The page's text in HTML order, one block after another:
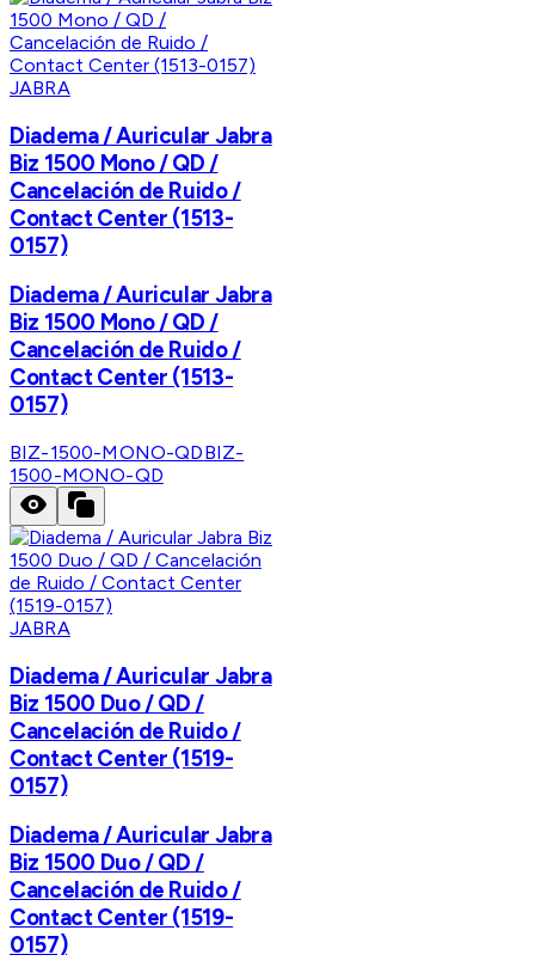
JABRA
Diadema / Auricular Jabra
Biz 1500 Mono / QD /
Cancelación de Ruido /
Contact Center (1513-
0157)
Diadema / Auricular Jabra
Biz 1500 Mono / QD /
Cancelación de Ruido /
Contact Center (1513-
0157)
BIZ-1500-MONO-QDBIZ-
1500-MONO-QD
JABRA
Diadema / Auricular Jabra
Biz 1500 Duo / QD /
Cancelación de Ruido /
Contact Center (1519-
0157)
Diadema / Auricular Jabra
Biz 1500 Duo / QD /
Cancelación de Ruido /
Contact Center (1519-
0157)